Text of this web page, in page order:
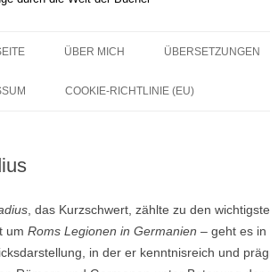
ÜBER MICH ÜBERSETZUNGEN
COOKIE-RICHTLINIE (EU)
, das Kurzschwert, zählte zu den
um Roms Legionen in Germanien – geht es
in der er kenntnisreich und